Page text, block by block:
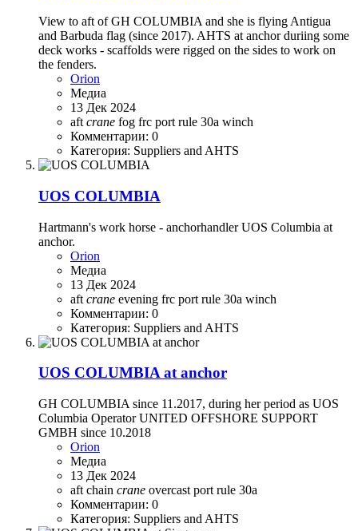
View to aft of GH COLUMBIA and she is flying Antigua
and Barbuda flag (since 2017). AHTS at anchor duriing some
deck works - scaffolds were rigged on the sides to work on
the fenders.
Orion
Медиа
13 Дек 2024
aft crane fog frc port rule 30a winch
Комментарии: 0
Категория: Suppliers and AHTS
UOS COLUMBIA
Hartmann's work horse - anchorhandler UOS Columbia at
anchor.
Orion
Медиа
13 Дек 2024
aft crane evening frc port rule 30a winch
Комментарии: 0
Категория: Suppliers and AHTS
UOS COLUMBIA at anchor
GH COLUMBIA since 11.2017, during her period as UOS
Columbia Operator UNITED OFFSHORE SUPPORT
GMBH since 10.2018
Orion
Медиа
13 Дек 2024
aft chain crane overcast port rule 30a
Комментарии: 0
Категория: Suppliers and AHTS